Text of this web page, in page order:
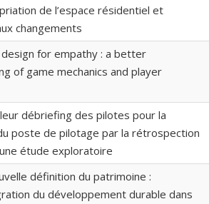
de l’espace résidentiel et
changements
for empathy : a better
of game mechanics and player
débriefing des pilotes pour la
poste de pilotage par la rétrospection
étude exploratoire
définition du patrimoine :
du développement durable dans